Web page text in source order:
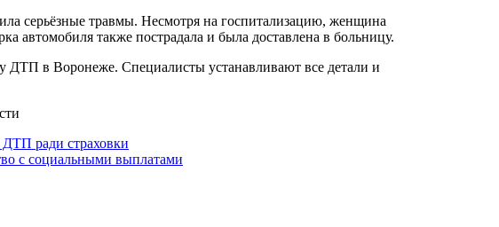
серьёзные травмы. Несмотря на госпитализацию, женщина
автомобиля также пострадала и была доставлена в больницу.
ДТП в Воронеже. Специалисты устанавливают все детали и
ради страховки
с социальными выплатами